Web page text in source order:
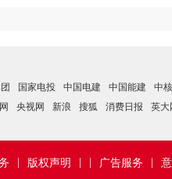
国家电投 中国电建 中国能建 中
央视网 新浪 搜狐 消费日报 英大
广告服务
版权声明